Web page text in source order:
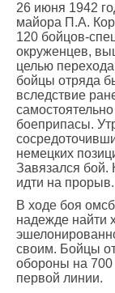
26 июня 1942
майора П.А.
120 бойцов-
окруженцев,
целью
бойцы отряда
вследствие
боеприпасы.
немецких
Завязался
идти на прорыв.
В ходе боя
надежде найти
своим. Бойцы
обороны на 700
первой линии.